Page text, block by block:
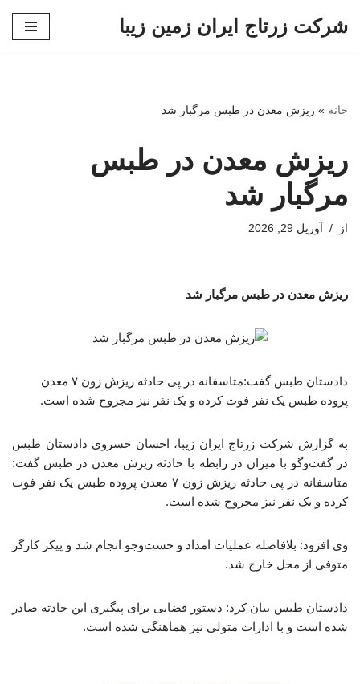
شرکت زرتاج ایران زمین زیبا
خانه » ریزش معدن در طبس مرگبار شد
ریزش معدن در طبس
مرگبار شد
از آوریل 29, 2026
ریزش معدن در طبس مرگبار شد
دادستان طبس گفت:متاسفانه در پی حادثه ریزش زون ۷ معدن
پروده طبس یک نفر فوت کرده و یک نفر نیز مجروح شده است.
به گزارش شرکت زرتاج ایران زیبا، احسان خسروی دادستان طبس
در گفت‌وگو با میزان در رابطه با حادثه ریزش معدن در طبس گفت:
متاسفانه در پی حادثه ریزش زون ۷ معدن پروده طبس یک نفر فوت
کرده و یک نفر نیز مجروح شده است.
وی افزود: بلافاصله عملیات امداد و جست‌وجو انجام شد و پیکر کارگر
متوفی از محل خارج شد.
دادستان طبس بیان کرد: دستور قضایی برای پیگیری این حادثه صادر
شده است و با ادارات متولی نیز هماهنگی شده است.